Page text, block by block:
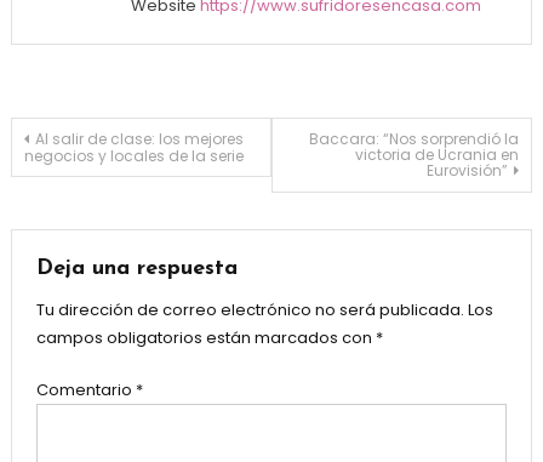
Website https://www.sufridoresencasa.com
Navegación de entradas
Al salir de clase: los mejores
negocios y locales de la serie
Baccara: “Nos sorprendió la
victoria de Ucrania en
Eurovisión”
Deja una respuesta
Tu dirección de correo electrónico no será publicada. Los
campos obligatorios están marcados con *
Comentario *